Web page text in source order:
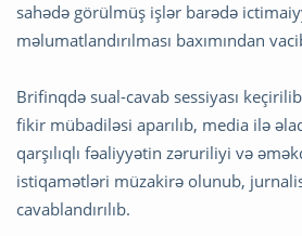
sahədə görülmüş işlər barədə
məlumatlandırılması baxımından
Brifinqdə sual-cavab sessiyası
fikir mübadiləsi aparılıb, media ilə
qarşılıqlı fəaliyyətin zəruriliyi və
istiqamətləri müzakirə olunub,
cavablandırılıb.